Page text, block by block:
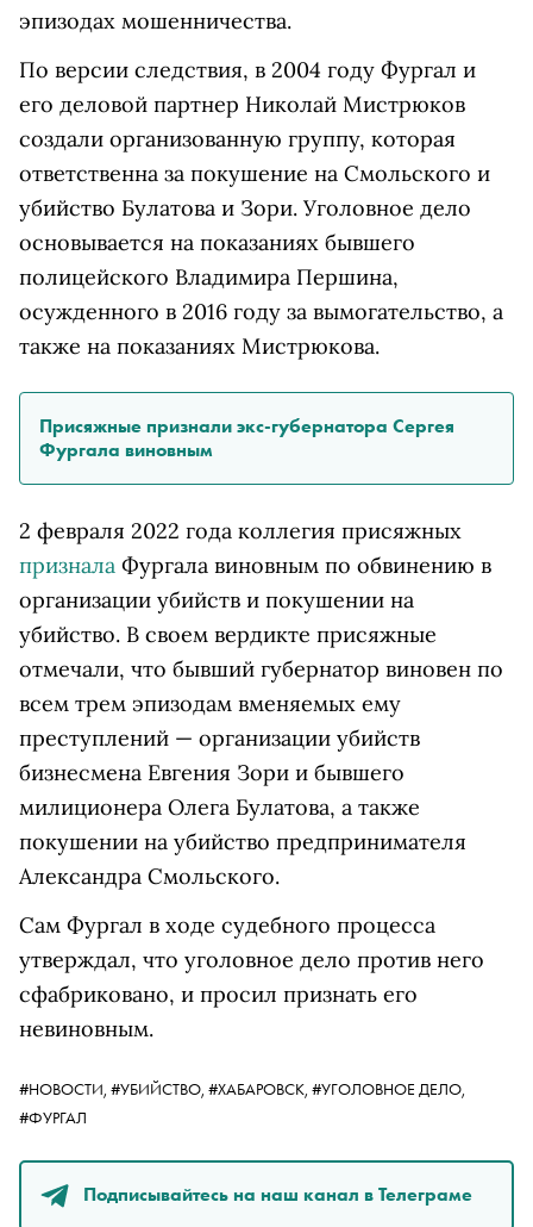
эпизодах мошенничества.
По версии следствия, в 2004 году Фургал и
его деловой партнер Николай Мистрюков
создали организованную группу, которая
ответственна за покушение на Смольского и
убийство Булатова и Зори. Уголовное дело
основывается на показаниях бывшего
полицейского Владимира Першина,
осужденного в 2016 году за вымогательство, а
также на показаниях Мистрюкова.
Присяжные признали экс-губернатора Сергея
Фургала виновным
2 февраля 2022 года коллегия присяжных
признала Фургала виновным по обвинению в
организации убийств и покушении на
убийство. В своем вердикте присяжные
отмечали, что бывший губернатор виновен по
всем трем эпизодам вменяемых ему
преступлений — организации убийств
бизнесмена Евгения Зори и бывшего
милиционера Олега Булатова, а также
покушении на убийство предпринимателя
Александра Смольского.
Сам Фургал в ходе судебного процесса
утверждал, что уголовное дело против него
сфабриковано, и просил признать его
невиновным.
#НОВОСТИ, #УБИЙСТВО, #ХАБАРОВСК, #УГОЛОВНОЕ ДЕЛО,
#ФУРГАЛ
Подписывайтесь на наш канал в Телеграме